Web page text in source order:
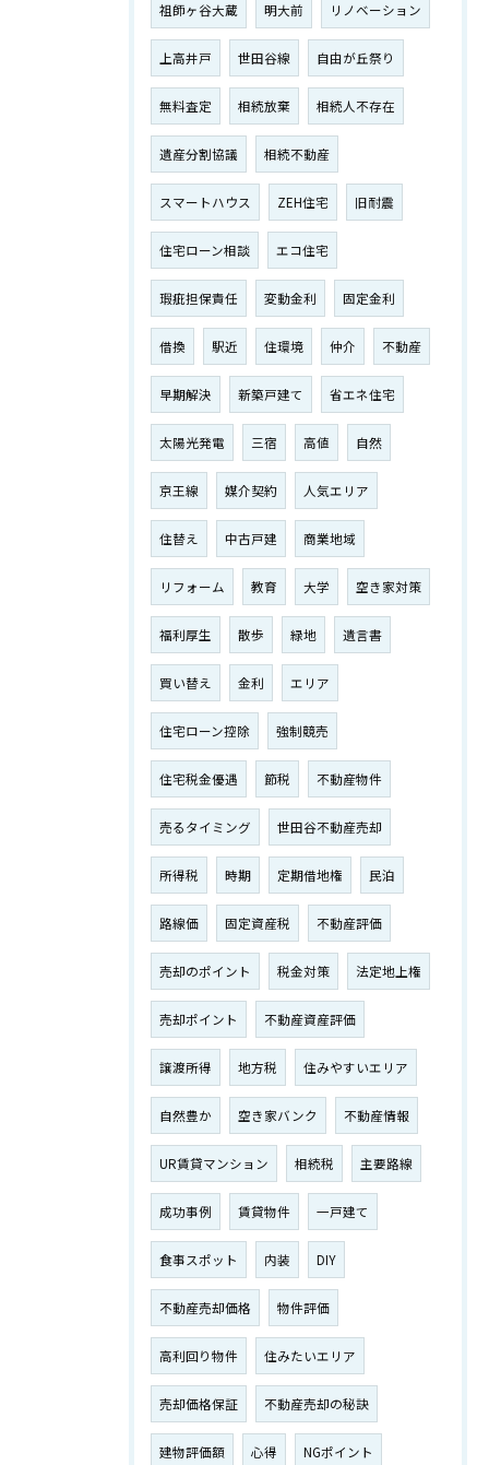
祖師ヶ谷大蔵 明大前 リノベーション
上高井戸 世田谷線 自由が丘祭り
無料査定 相続放棄 相続人不存在
遺産分割協議 相続不動産
スマートハウス ZEH住宅 旧耐震
住宅ローン相談 エコ住宅
瑕疵担保責任 変動金利 固定金利
借換 駅近 住環境 仲介 不動産
早期解決 新築戸建て 省エネ住宅
太陽光発電 三宿 高値 自然
京王線 媒介契約 人気エリア
住替え 中古戸建 商業地域
リフォーム 教育 大学 空き家対策
福利厚生 散歩 緑地 遺言書
買い替え 金利 エリア
住宅ローン控除 強制競売
住宅税金優遇 節税 不動産物件
売るタイミング 世田谷不動産売却
所得税 時期 定期借地権 民泊
路線価 固定資産税 不動産評価
売却のポイント 税金対策 法定地上権
売却ポイント 不動産資産評価
譲渡所得 地方税 住みやすいエリア
自然豊か 空き家バンク 不動産情報
UR賃貸マンション 相続税 主要路線
成功事例 賃貸物件 一戸建て
食事スポット 内装 DIY
不動産売却価格 物件評価
高利回り物件 住みたいエリア
売却価格保証 不動産売却の秘訣
建物評価額 心得 NGポイント